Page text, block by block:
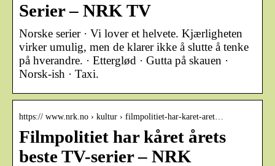
Serier – NRK TV
Norske serier · Vi lover et helvete. Kjærligheten
virker umulig, men de klarer ikke å slutte å tenke
på hverandre. · Etterglød · Gutta på skauen ·
Norsk-ish · Taxi.
https:// www.nrk.no › kultur › filmpolitiet-har-karet-aret…
Filmpolitiet har kåret årets
beste TV-serier – NRK